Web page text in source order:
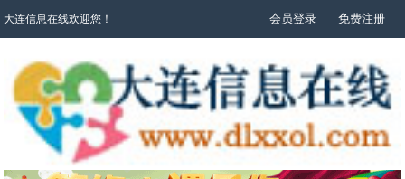
大连信息在线欢迎您！ 会员登录 免费注册